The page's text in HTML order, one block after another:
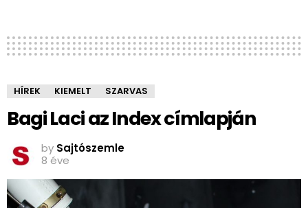
HÍREK KIEMELT SZARVAS
Bagi Laci az Index címlapján
by Sajtószemle
8 éve